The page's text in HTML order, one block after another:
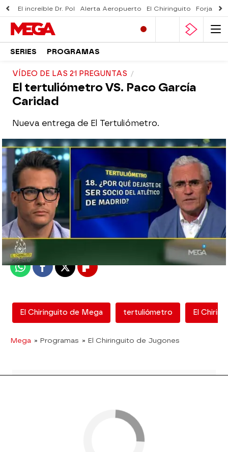
El increíble Dr. Pol Alerta Aeropuerto El Chiringuito Forjado
SERIES PROGRAMAS
VÍDEO DE LAS 21 PREGUNTAS
El tertuliómetro VS. Paco García
Caridad
Nueva entrega de El Tertuliómetro.
mega
Madrid
Publicado: 12 de febrero de 2018, 12:55
WhatsappFacebook
X Flipboard
El Chiringuito de Mega tertuliómetro El
Mega » Programas » El Chiringuito de Jugones